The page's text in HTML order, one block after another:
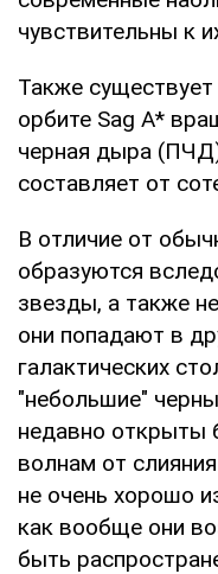
чувствительны к
Также
орбите Sag A*
черная дыра
составляет от
В отличие от
образуются
звезды, а также
они попадают в
галактических
"небольшие"
недавно открыты
волнам от
не очень хорошо
как вообще они
быть